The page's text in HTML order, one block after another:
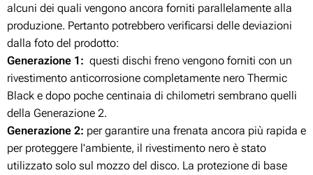
alcuni dei quali vengono ancora forniti parallelamente alla
produzione. Pertanto potrebbero verificarsi delle deviazioni
dalla foto del prodotto:
Generazione 1: questi dischi freno vengono forniti con un
rivestimento anticorrosione completamente nero Thermic
Black e dopo poche centinaia di chilometri sembrano quelli
della Generazione 2.
Generazione 2: per garantire una frenata ancora più rapida e
per proteggere l'ambiente, il rivestimento nero è stato
utilizzato solo sul mozzo del disco. La protezione di base